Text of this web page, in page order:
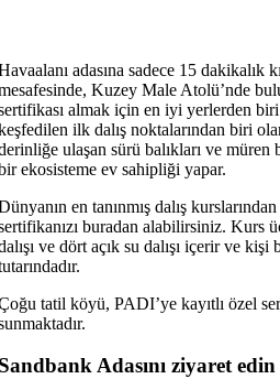
adasına sadece 15 dakikalık
Kuzey Male Atolü’nde
almak için en iyi yerlerden
ilk dalış noktalarından biri
ulaşan sürü balıkları ve müren
ekosisteme ev sahipliği yapar.
en tanınmış dalış
buradan alabilirsiniz. Kurs
ve dört açık su dalışı içerir ve kişi
tatil köyü, PADI’ye kayıtlı özel
Adasını ziyaret edin